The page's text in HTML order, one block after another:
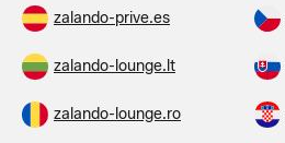
zalando-prive.es
zalando-lounge.lt
zalando-lounge.ro